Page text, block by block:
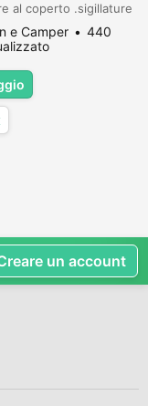
al coperto .sigillature
e tagliando fatti
tenuto
o proposte
e Camper
440
un account